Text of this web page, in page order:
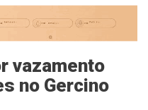
vazamento
no Gercino